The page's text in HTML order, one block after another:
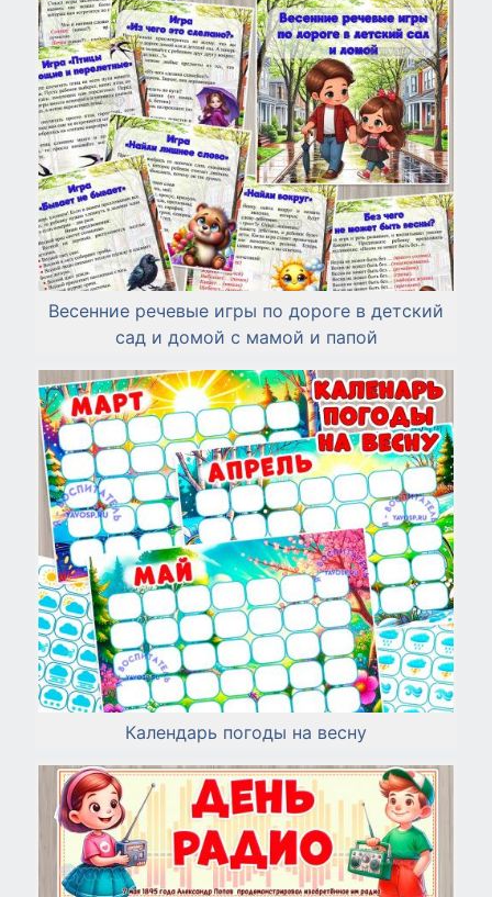
Весенние речевые игры по дороге в детский
сад и домой с мамой и папой
Календарь погоды на весну